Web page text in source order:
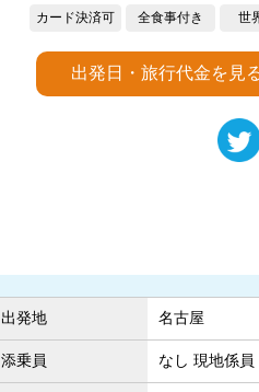
ハトシェプス
カード決済可 全食事付き 世
出発日・旅行代金を見
出発地 名古屋
添乗員 なし 現地係員